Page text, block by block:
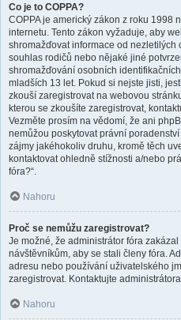
Co je to COPPA?
COPPA je americký zákon z roku 1998
internetu. Tento zákon vyžaduje, aby
shromažďovat informace od
souhlas rodičů nebo nějaké jiné
shromažďování osobních
mladších 13 let. Pokud si nejste jisti,
zkouší zaregistrovat na webovou
kterou se zkoušíte zaregistrovat,
Vezměte prosím na vědomí, že ani
nemůžou poskytovat právní
zájmy jakéhokoliv druhu, kromě těch
kontaktovat ohledně stížnosti a/nebo
fóra?“.
Nahoru
Proč se nemůžu zaregistrovat?
Je možné, že administrátor fóra
návštěvníkům, aby se stali členy fóra.
adresu nebo používání uživatelského
zaregistrovat. Kontaktujte
Nahoru